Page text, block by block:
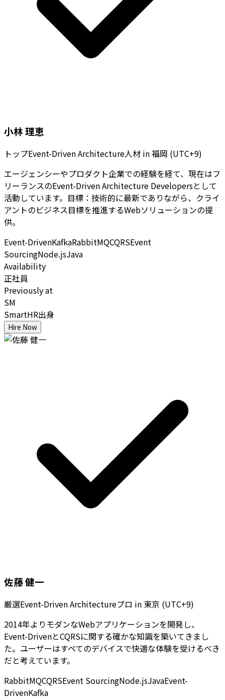
小林 理恵
トップEvent-Driven Architecture人材 in福岡 (UTC+9)
エージェンシーやプロダクト企業での経験を経て、現在はフ
リーランスのEvent-Driven Architecture Developersとして
活動しています。目標：技術的に最新でありながら、クライ
アントのビジネス目標を推進するWebソリューションの提
供。
Event-DrivenKafkaRabbitMQCQRSEvent
SourcingNode.jsJava
Availability
正社員
Previously at
SM
SmartHR出身
Hire Now
佐藤 健一
厳選Event-Driven Architectureプロ in 東京 (UTC+9)
2014年よりモダンなWebアプリケーションを開発し、
Event-DrivenとCQRSに関する確かな知識を築いてきまし
た。ユーザーはすべてのデバイスで快適な体験を受けるべき
だと考えています。
RabbitMQCQRSEvent SourcingNode.jsJavaEvent-
DrivenKafka